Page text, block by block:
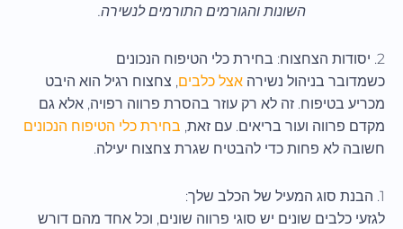
השונות והגורמים התורמים לנשירה.
2. יסודות הצחצוח: בחירת כלי הטיפוח הנכונים
כשמדובר בניהול נשירה אצל כלבים, צחצוח רגיל הוא היבט
מכריע בטיפוח. זה לא רק עוזר בהסרת פרווה רפויה, אלא גם
מקדם פרווה ועור בריאים. עם זאת, בחירת כלי הטיפוח הנכונים
חשובה לא פחות כדי להבטיח שגרת צחצוח יעילה.
1. הבנת סוג המעיל של הכלב שלך:
לגזעי כלבים שונים יש סוגי פרווה שונים, וכל אחד מהם דורש